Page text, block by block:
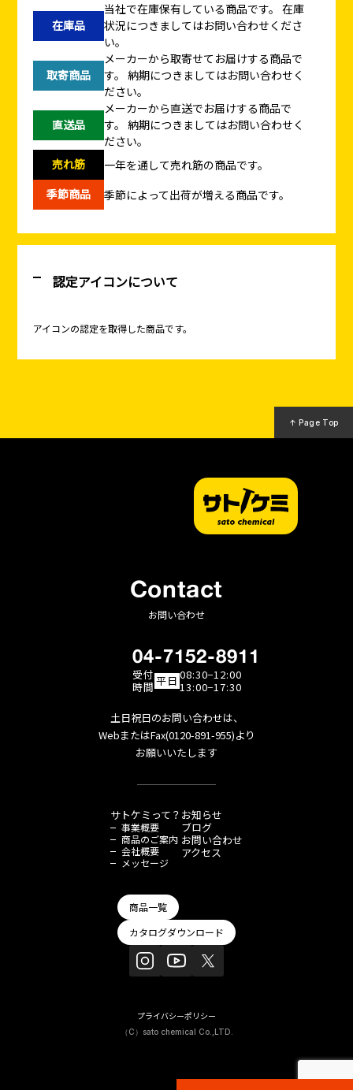
在庫品
当社で在庫保有している商品です。 在庫
状況につきましてはお問い合わせくださ
い。
取寄商品
メーカーから取寄せてお届けする商品で
す。 納期につきましてはお問い合わせく
ださい。
直送品
メーカーから直送でお届けする商品で
す。 納期につきましてはお問い合わせく
ださい。
売れ筋
一年を通して売れ筋の商品です。
季節商品
季節によって出荷が増える商品です。
認定アイコンについて
アイコンの認定を取得した商品です。
↑ Page Top
Contact
お問い合わせ
04-7152-8911
受付
時間平日 08:30−12:00
13:00−17:30
土日祝日のお問い合わせは、
WebまたはFax(0120-891-955)より
お願いいたします
サトケミって？
事業概要
商品のご案内
会社概要
メッセージ
お知らせ
ブログ
お問い合わせ
アクセス
商品一覧
カタログダウンロード
プライバシーポリシー
（C）sato chemical Co.,LTD.